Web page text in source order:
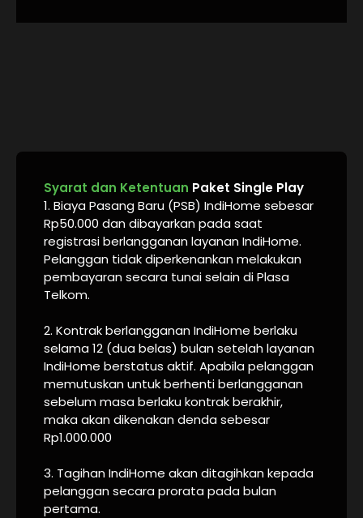
Syarat dan Ketentuan Paket Single Play
1. Biaya Pasang Baru (PSB) IndiHome sebesar
Rp50.000 dan dibayarkan pada saat
registrasi berlangganan layanan IndiHome.
Pelanggan tidak diperkenankan melakukan
pembayaran secara tunai selain di Plasa
Telkom.
2. Kontrak berlangganan IndiHome berlaku
selama 12 (dua belas) bulan setelah layanan
IndiHome berstatus aktif. Apabila pelanggan
memutuskan untuk berhenti berlangganan
sebelum masa berlaku kontrak berakhir,
maka akan dikenakan denda sebesar
Rp1.000.000
3. Tagihan IndiHome akan ditagihkan kepada
pelanggan secara prorata pada bulan
pertama.